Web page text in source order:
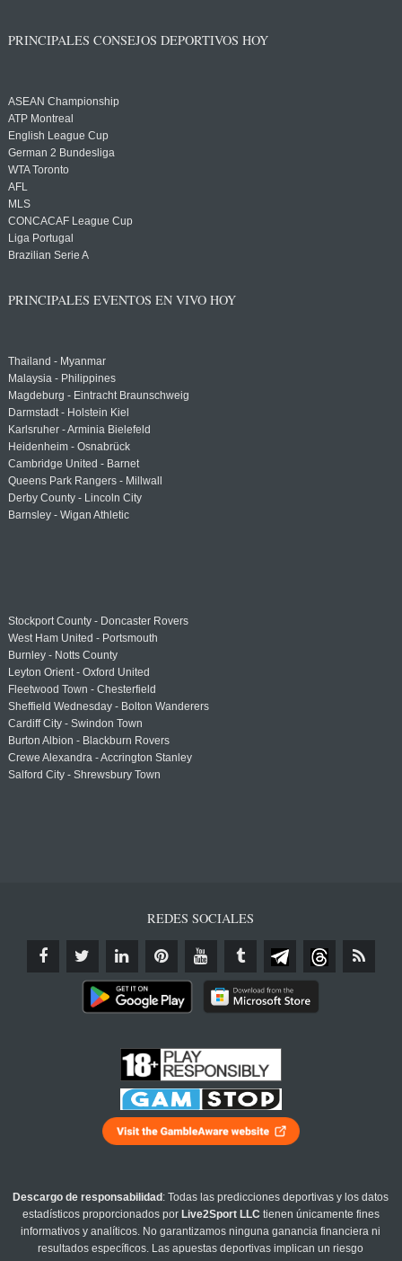
PRINCIPALES CONSEJOS DEPORTIVOS HOY
ASEAN Championship
ATP Montreal
English League Cup
German 2 Bundesliga
WTA Toronto
AFL
MLS
CONCACAF League Cup
Liga Portugal
Brazilian Serie A
PRINCIPALES EVENTOS EN VIVO HOY
Thailand - Myanmar
Malaysia - Philippines
Magdeburg - Eintracht Braunschweig
Darmstadt - Holstein Kiel
Karlsruher - Arminia Bielefeld
Heidenheim - Osnabrück
Cambridge United - Barnet
Queens Park Rangers - Millwall
Derby County - Lincoln City
Barnsley - Wigan Athletic
Stockport County - Doncaster Rovers
West Ham United - Portsmouth
Burnley - Notts County
Leyton Orient - Oxford United
Fleetwood Town - Chesterfield
Sheffield Wednesday - Bolton Wanderers
Cardiff City - Swindon Town
Burton Albion - Blackburn Rovers
Crewe Alexandra - Accrington Stanley
Salford City - Shrewsbury Town
REDES SOCIALES
Descargo de responsabilidad : Todas las predicciones deportivas y los datos
estadísticos proporcionados por Live2Sport LLC tienen únicamente fines
informativos y analíticos. No garantizamos ninguna ganancia financiera ni
resultados específicos. Las apuestas deportivas implican un riesgo